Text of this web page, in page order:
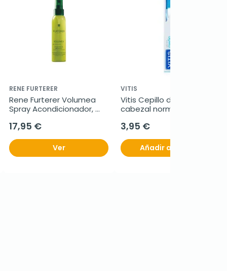
RENE FURTERER
Rene Furterer Volumea
Spray Acondicionador,
17,95 €
Ver
VITIS
Vitis Cepillo dental medio
cabezal normal, 1 unidad
3,95 €
Añadir al carrito